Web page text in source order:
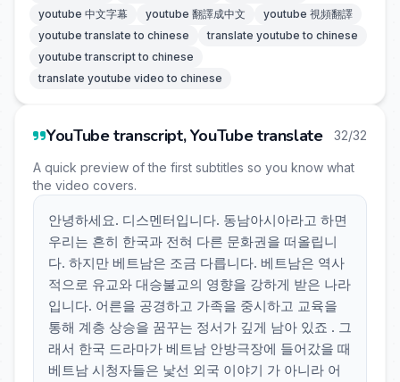
youtube 中文字幕
youtube 翻譯成中文
youtube 視頻翻譯
youtube translate to chinese
translate youtube to chinese
youtube transcript to chinese
translate youtube video to chinese
YouTube transcript, YouTube translate 32/32
A quick preview of the first subtitles so you know what
the video covers.
안녕하세요. 디스멘터입니다. 동남아시아라고 하면
우리는 흔히 한국과 전혀 다른 문화권을 떠올립니
다. 하지만 베트남은 조금 다릅니다. 베트남은 역사
적으로 유교와 대승불교의 영향을 강하게 받은 나라
입니다. 어른을 공경하고 가족을 중시하고 교육을
통해 계층 상승을 꿈꾸는 정서가 깊게 남아 있죠 . 그
래서 한국 드라마가 베트남 안방극장에 들어갔을 때
베트남 시청자들은 낯선 외국 이야기 가 아니라 어